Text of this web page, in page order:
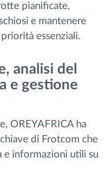
pianificate,
e mantenere
essenziali.
analisi del
e gestione
OREYAFRICA ha
di Frotcom che
e informazioni utili su